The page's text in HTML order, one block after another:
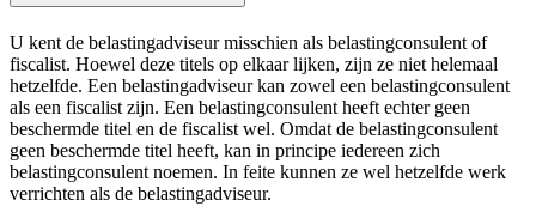
U kent de belastingadviseur misschien als belastingconsulent of
fiscalist. Hoewel deze titels op elkaar lijken, zijn ze niet helemaal
hetzelfde. Een belastingadviseur kan zowel een belastingconsulent
als een fiscalist zijn. Een belastingconsulent heeft echter geen
beschermde titel en de fiscalist wel. Omdat de belastingconsulent
geen beschermde titel heeft, kan in principe iedereen zich
belastingconsulent noemen. In feite kunnen ze wel hetzelfde werk
verrichten als de belastingadviseur.